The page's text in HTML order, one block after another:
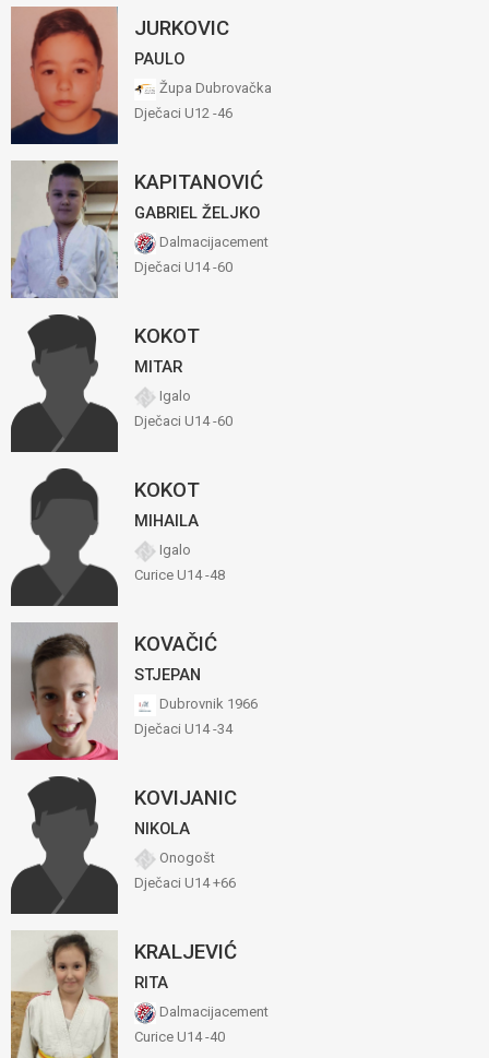
JURKOVIC
PAULO
Župa Dubrovačka
Dječaci U12 -46
KAPITANOVIĆ
GABRIEL ŽELJKO
Dalmacijacement
Dječaci U14 -60
KOKOT
MITAR
Igalo
Dječaci U14 -60
KOKOT
MIHAILA
Igalo
Curice U14 -48
KOVAČIĆ
STJEPAN
Dubrovnik 1966
Dječaci U14 -34
KOVIJANIC
NIKOLA
Onogošt
Dječaci U14 +66
KRALJEVIĆ
RITA
Dalmacijacement
Curice U14 -40